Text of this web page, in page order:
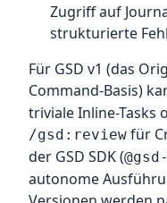
Zugriff auf
strukturierte
Für GSD v1 (das
Command-Basis)
triviale Inline-Tasks
/gsd:review für
der GSD SDK (
autonome